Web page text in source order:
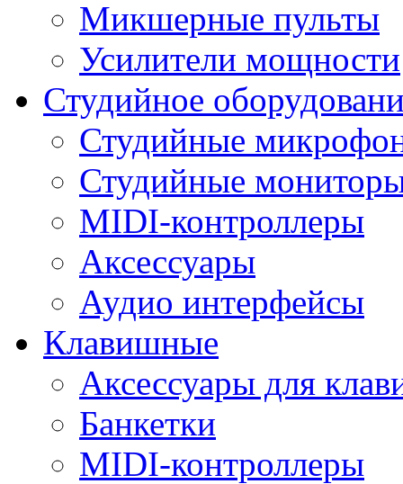
Микшерные пульты
Усилители мощности
Студийное
Студийные
Студийные
MIDI-контроллеры
Аксессуары
Аудио интерфейсы
Клавишные
Аксессуары для
Банкетки
MIDI-контроллеры